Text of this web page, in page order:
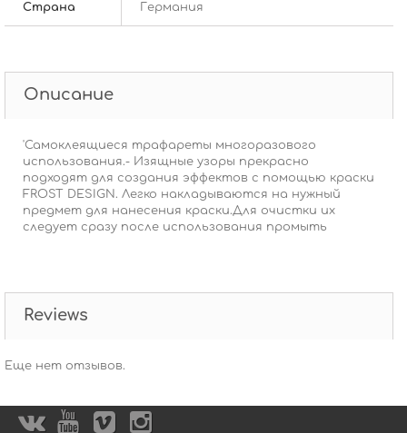
Страна Германия
Описание
'Самоклеящиеся трафареты многоразового
использования.- Изящные узоры прекрасно
подходят для создания эффектов с помощью краски
FROST DESIGN. Легко накладываются на нужный
предмет для нанесения краски.Для очистки их
следует сразу после использования промыть
Reviews
Еще нет отзывов.